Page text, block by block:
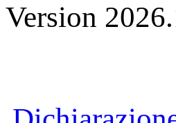
Version